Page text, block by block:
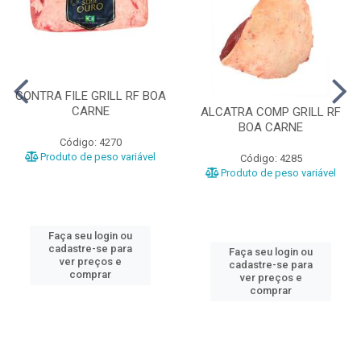
CONTRA FILE GRILL RF BOA
CARNE
Código: 4270
Produto de peso variável
Faça seu login ou
cadastre-se para
ver preços e
comprar
ALCATRA COMP GRILL RF
BOA CARNE
Código: 4285
Produto de peso variável
Faça seu login ou
cadastre-se para
ver preços e
comprar